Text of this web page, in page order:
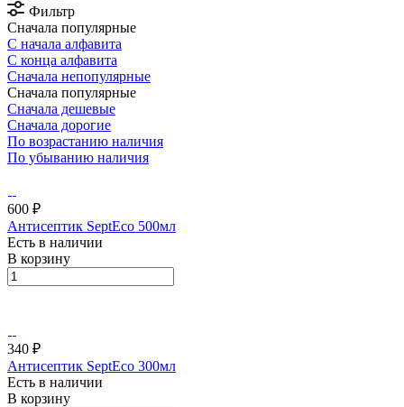
Фильтр
Сначала популярные
С начала алфавита
С конца алфавита
Сначала непопулярные
Сначала популярные
Сначала дешевые
Сначала дорогие
По возрастанию наличия
По убыванию наличия
600 ₽
Антисептик SeptEco 500мл
Есть в наличии
В корзину
340 ₽
Антисептик SeptEco 300мл
Есть в наличии
В корзину